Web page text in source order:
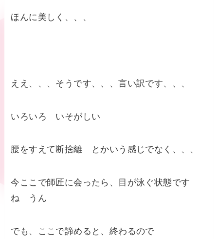
ほんに美しく、、、
ええ、、、そうです、、、言い訳です、、、
いろいろ いそがしい
腰をすえて断捨離 とかいう感じでなく、、、
今ここで師匠に会ったら、目が泳ぐ状態です
ね うん
でも、ここで諦めると、終わるので